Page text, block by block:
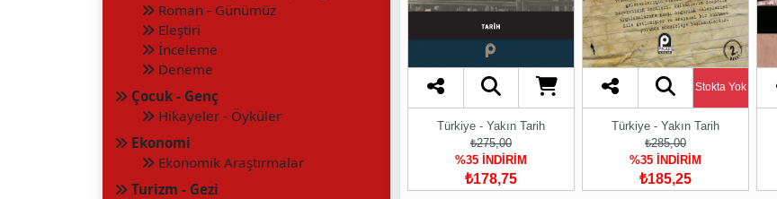
Roman - Günümüz
Eleştiri
İnceleme
Deneme
Çocuk - Genç
Hikayeler - Öyküler
Ekonomi
Ekonomik Araştırmalar
Turizm - Gezi
Türkiye - Yakın Tarih
₺275,00
%35 İNDİRİM
₺178,75
Stokta Yok
Türkiye - Yakın Tarih
₺285,00
%35 İNDİRİM
₺185,25